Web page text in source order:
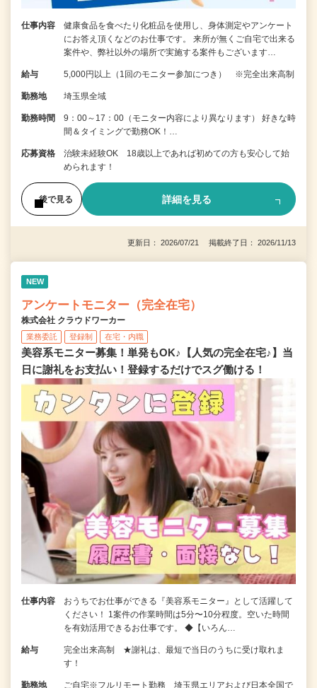
仕事内容
健康食品を食べたり化粧品を使用し、身体測定やアンケート
にお答え頂くなどのお仕事です。 来所が無くご自宅で出来る
案件や、弊社以外の場所で実施する案件もございます…
給与 5,000円以上（1回のモニター参加につき） ※完全出来高制
勤務地 埼玉県全域
勤務時間
9：00～17：00（モニター内容により異なります） 好きな時
間＆タイミングで勤務OK！…
応募資格
治験未経験OK 18歳以上であれば初めての方も安心して始
められます！
後で見る 詳細を見る
更新日： 2026/07/21 掲載終了日： 2026/11/13
NEW
アンケートモニター（完全在宅）
株式会社 クラウドワーカー
業務委託 登録制 在宅・内職
美容系モニター募集！単発もOK♪【人気の完全在宅♪】当
日に謝礼をお支払い！登録するだけでスグ働ける！
仕事内容
おうちでお仕事ができる『美容系モニター』として活躍して
ください！ 1案件の作業時間は5分〜10分程度。空いた時間
を有効活用できるお仕事です。 ◆【いろん…
給与
完全出来高制 ★謝礼は、最短で当日のうちに受け取れま
す！
勤務地
ご自宅※フルリモート勤務 埼玉県エリアおよび日本全国で